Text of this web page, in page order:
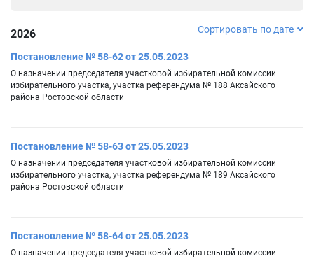
2026 Сортировать по дате
Постановление № 58-62 от 25.05.2023
О назначении председателя участковой избирательной комиссии
избирательного участка, участка референдума № 188 Аксайского
района Ростовской области
Постановление № 58-63 от 25.05.2023
О назначении председателя участковой избирательной комиссии
избирательного участка, участка референдума № 189 Аксайского
района Ростовской области
Постановление № 58-64 от 25.05.2023
О назначении председателя участковой избирательной комиссии